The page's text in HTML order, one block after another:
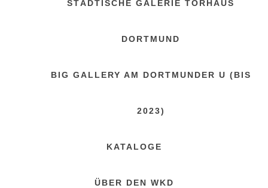
STÄDTISCHE GALERIE TORHAUS
DORTMUND
BIG GALLERY AM DORTMUNDER U (BIS
2023)
KATALOGE
ÜBER DEN WKD